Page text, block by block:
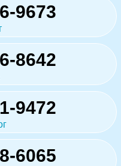
9673
8642
9472
6065